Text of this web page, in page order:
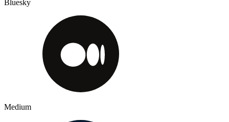
Bluesky
Medium